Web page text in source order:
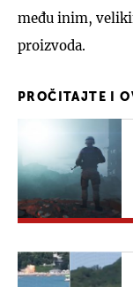
među inim,
proizvoda.
PROČITAJTE I